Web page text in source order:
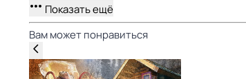
Показать ещё
Вам может понравиться